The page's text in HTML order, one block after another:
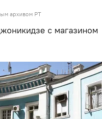
архивом РТ
с магазином